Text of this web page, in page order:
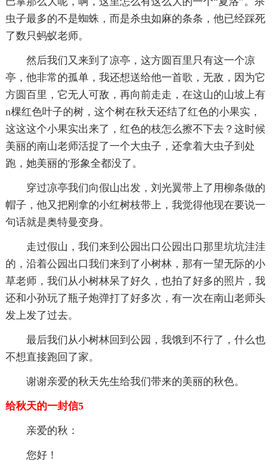
虫子最多的不是蜘蛛，而是杀虫如麻的条条，他已经踩死
了数只蚂蚁老师。
然后我们又来到了凉亭，这方圆百里只有这一个凉
亭，他非常的孤单，我还想送给他一首歌，无敌，因为它
方圆百里，它无人可敌，再向前走走，在这山的山坡上有
n棵红色叶子的树，这个树在秋天还结了红色的小果实，
这这这个小果实出来了，红色的枝怎么擦不下去？这时候
美丽的南山老师活捉了一个大虫子，还拿着大虫子到处
跑，她美丽的'形象全都没了。
穿过凉亭我们向假山出发，刘光翼带上了用柳条做的
帽子，他又把刚拿的小红树枝带上，我觉得他现在要说一
句话就是奥特曼变身。
走过假山，我们来到公园出口公园出口那里坑坑洼洼
的，沿着公园出口我们来到了小树林，那有一望无际的小
草老师，我们从小树林呆了好久，也拍了好多的照片，我
还和小孙玩了瓶子炮弹打了好多次，有一次在南山老师头
发上发了过去。
最后我们从小树林回到公园，我饿到不行了，什么也
不想直接跑回了家。
谢谢亲爱的秋天先生给我们带来的美丽的秋色。
给秋天的一封信5
亲爱的秋：
您好！